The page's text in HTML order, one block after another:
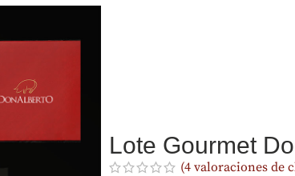
Lote Gourmet
(4 valoraciones de